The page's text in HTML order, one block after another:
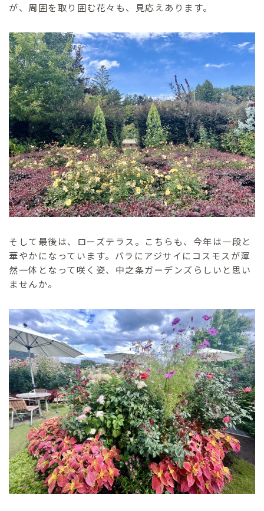
が、周囲を取り囲む花々も、見応えあります。
そして最後は、ローズテラス。こちらも、今年は一段と
華やかになっています。バラにアジサイにコスモスが渾
然一体となって咲く姿、中之条ガーデンズらしいと思い
ませんか。